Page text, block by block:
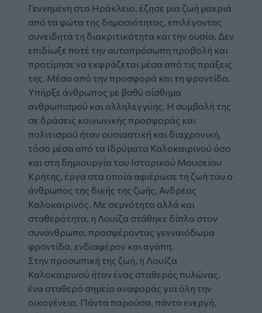
Γεννημένη στο Ηράκλειο, έζησε μια ζωή μακριά
από τα φώτα της δημοσιότητας, επιλέγοντας
συνειδητά τη διακριτικότητα και την ουσία. Δεν
επιδίωξε ποτέ την αυτοπρόσωπη προβολή και
προτίμησε να εκφράζεται μέσα από τις πράξεις
της. Μέσα από την προσφορά και τη φροντίδα.
Υπήρξε άνθρωπος με βαθύ αίσθημα
ανθρωπισμού και αλληλεγγύης. Η συμβολή της
σε δράσεις κοινωνικής προσφοράς και
πολιτισμού ήταν ουσιαστική και διαχρονική,
τόσο μέσα από τα Ιδρύματα Καλοκαιρινού όσο
και στη δημιουργία του Ιστορικού Μουσείου
Κρήτης, έργα στα οποία αφιέρωσε τη ζωή του ο
άνθρωπος της δικής της ζωής, Ανδρέας
Καλοκαιρινός. Με σεμνότητα αλλά και
σταθερότητα, η Λουίζα στάθηκε δίπλα στον
συνάνθρωπο, προσφέροντας γενναιόδωρα
φροντίδα, ενδιαφέρον και αγάπη.
Στην προσωπική της ζωή, η Λουίζα
Καλοκαιρινού ήταν ένας σταθερός πυλώνας,
ένα σταθερό σημείο αναφοράς για όλη την
οικογένεια. Πάντα παρούσα, πάντα ενεργή,